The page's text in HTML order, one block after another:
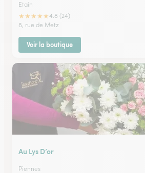
Etain
★★★★★4.8 (24)
8, rue de Metz
Voir la boutique
Au Lys D’or
Piennes